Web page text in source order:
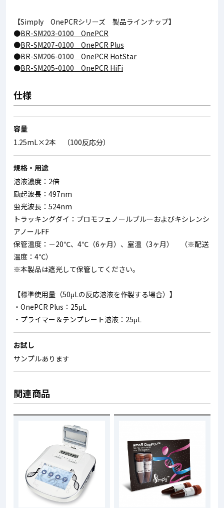
【Simply OnePCRシリーズ 製品ラインナップ】
●BR-SM203-0100 OnePCR
●BR-SM207-0100 OnePCR Plus
●BR-SM206-0100 OnePCR HotStar
●BR-SM205-0100 OnePCR HiFi
仕様
容量
1.25mL×2本 （100反応分）
規格・用途
溶液濃度：2倍
励起波長：497nm
蛍光波長：524nm
トラッキングダイ：ブロモフェノールブルーおよびキシレンシ
アノールFF
保管温度：－20℃、4℃（6ヶ月）、室温（3ヶ月） （※配送
温度：4℃）
※本製品は遮光して保管してください。
【標準使用量（50μLの反応溶液を作製する場合）】
・OnePCR Plus：25μL
・プライマー＆テンプレート溶液：25μL
お試し
サンプルあります
関連商品